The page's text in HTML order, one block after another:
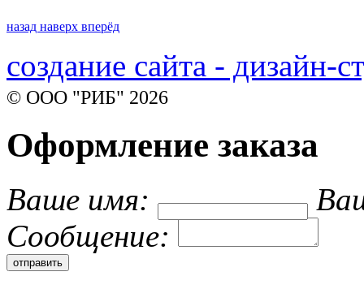
назад наверх вперёд
создание сайта - дизайн-
© ООО "РИБ" 2026
Оформление заказа
Ваше имя:
Cообщение: